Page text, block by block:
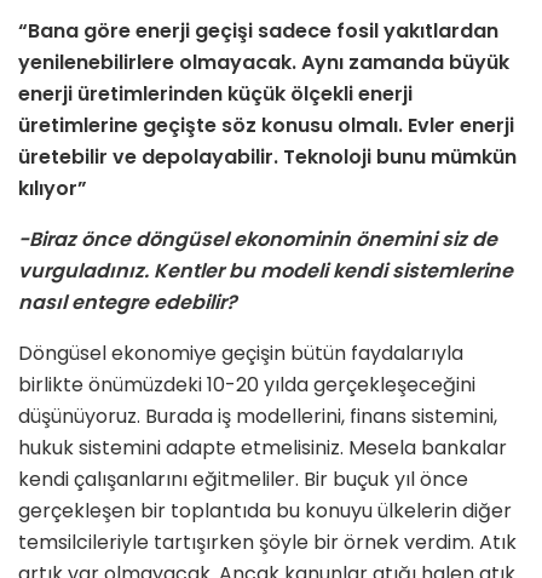
“Bana göre enerji geçişi sadece fosil yakıtlardan
yenilenebilirlere olmayacak. Aynı zamanda büyük
enerji üretimlerinden küçük ölçekli enerji
üretimlerine geçişte söz konusu olmalı. Evler enerji
üretebilir ve depolayabilir. Teknoloji bunu mümkün
kılıyor”
-Biraz önce döngüsel ekonominin önemini siz de
vurguladınız. Kentler bu modeli kendi sistemlerine
nasıl entegre edebilir?
Döngüsel ekonomiye geçişin bütün faydalarıyla
birlikte önümüzdeki 10-20 yılda gerçekleşeceğini
düşünüyoruz. Burada iş modellerini, finans sistemini,
hukuk sistemini adapte etmelisiniz. Mesela bankalar
kendi çalışanlarını eğitmeliler. Bir buçuk yıl önce
gerçekleşen bir toplantıda bu konuyu ülkelerin diğer
temsilcileriyle tartışırken şöyle bir örnek verdim. Atık